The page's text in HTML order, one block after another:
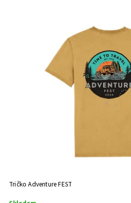
Tričko Adventure FEST